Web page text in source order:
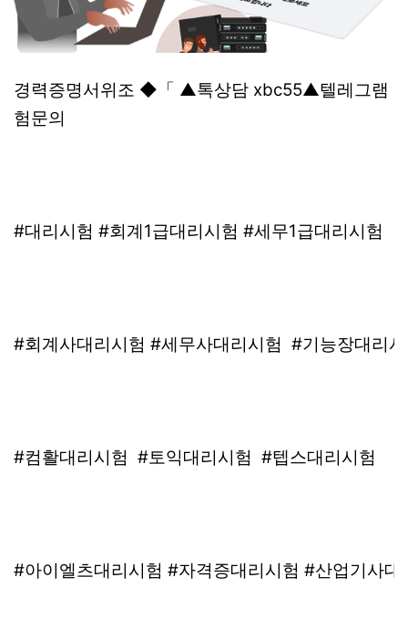
경력증명서위조 ◆「 ▲톡상담 xbc55▲텔레그램
험문의
#대리시험 #회계1급대리시험 #세무1급대리시험
#회계사대리시험 #세무사대리시험 #기능장대리
#컴활대리시험 #토익대리시험 #텝스대리시험
#아이엘츠대리시험 #자격증대리시험 #산업기사대